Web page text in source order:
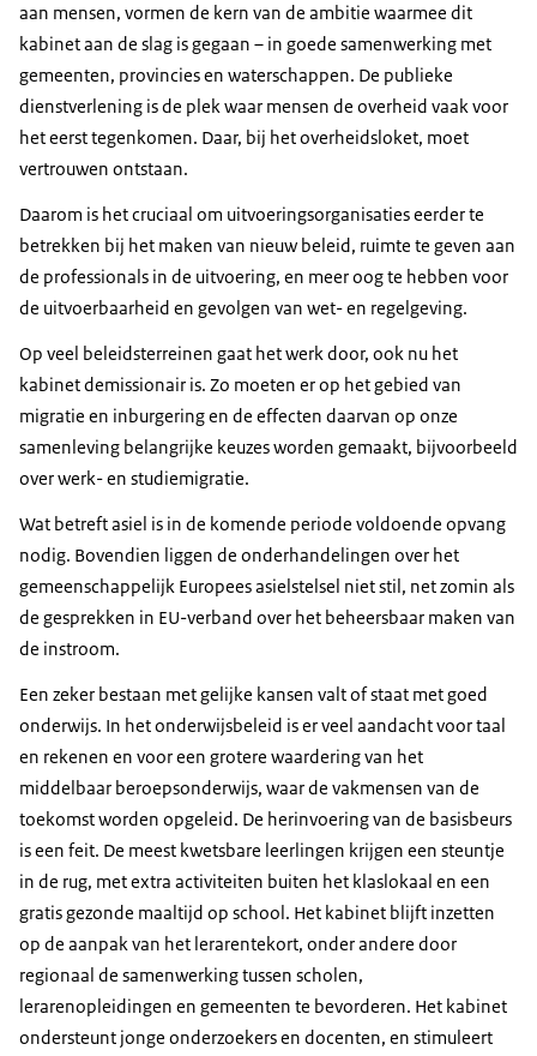
aan mensen, vormen de kern van de ambitie waarmee dit
kabinet aan de slag is gegaan – in goede samenwerking met
gemeenten, provincies en waterschappen. De publieke
dienstverlening is de plek waar mensen de overheid vaak voor
het eerst tegenkomen. Daar, bij het overheidsloket, moet
vertrouwen ontstaan.
Daarom is het cruciaal om uitvoeringsorganisaties eerder te
betrekken bij het maken van nieuw beleid, ruimte te geven aan
de professionals in de uitvoering, en meer oog te hebben voor
de uitvoerbaarheid en gevolgen van wet- en regelgeving.
Op veel beleidsterreinen gaat het werk door, ook nu het
kabinet demissionair is. Zo moeten er op het gebied van
migratie en inburgering en de effecten daarvan op onze
samenleving belangrijke keuzes worden gemaakt, bijvoorbeeld
over werk- en studiemigratie.
Wat betreft asiel is in de komende periode voldoende opvang
nodig. Bovendien liggen de onderhandelingen over het
gemeenschappelijk Europees asielstelsel niet stil, net zomin als
de gesprekken in EU-verband over het beheersbaar maken van
de instroom.
Een zeker bestaan met gelijke kansen valt of staat met goed
onderwijs. In het onderwijsbeleid is er veel aandacht voor taal
en rekenen en voor een grotere waardering van het
middelbaar beroepsonderwijs, waar de vakmensen van de
toekomst worden opgeleid. De herinvoering van de basisbeurs
is een feit. De meest kwetsbare leerlingen krijgen een steuntje
in de rug, met extra activiteiten buiten het klaslokaal en een
gratis gezonde maaltijd op school. Het kabinet blijft inzetten
op de aanpak van het lerarentekort, onder andere door
regionaal de samenwerking tussen scholen,
lerarenopleidingen en gemeenten te bevorderen. Het kabinet
ondersteunt jonge onderzoekers en docenten, en stimuleert